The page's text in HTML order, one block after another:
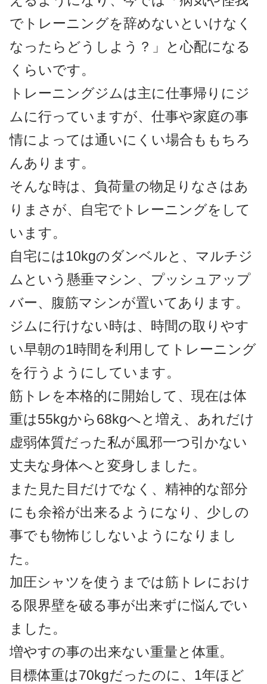
でトレーニングを辞めないといけなく
なったらどうしよう？」と心配になる
くらいです。
トレーニングジムは主に仕事帰りにジ
ムに行っていますが、仕事や家庭の事
情によっては通いにくい場合ももちろ
んあります。
そんな時は、負荷量の物足りなさはあ
りまさが、自宅でトレーニングをして
います。
自宅には10kgのダンベルと、マルチジ
ムという懸垂マシン、プッシュアップ
バー、腹筋マシンが置いてあります。
ジムに行けない時は、時間の取りやす
い早朝の1時間を利用してトレーニング
を行うようにしています。
筋トレを本格的に開始して、現在は体
重は55kgから68kgへと増え、あれだけ
虚弱体質だった私が風邪一つ引かない
丈夫な身体へと変身しました。
また見た目だけでなく、精神的な部分
にも余裕が出来るようになり、少しの
事でも物怖じしないようになりまし
た。
加圧シャツを使うまでは筋トレにおけ
る限界壁を破る事が出来ずに悩んでい
ました。
増やすの事の出来ない重量と体重。
目標体重は70kgだったのに、1年ほど